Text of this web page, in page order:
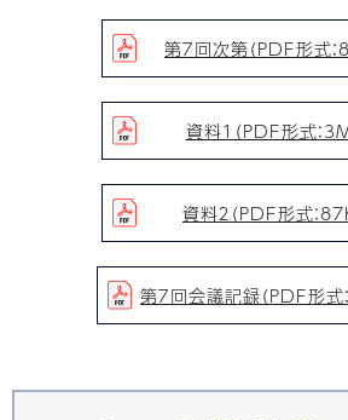
第７回次第（PDF形式：
資料１（PDF形式：
資料２（PDF形式：
第７回会議記録（PDF形式